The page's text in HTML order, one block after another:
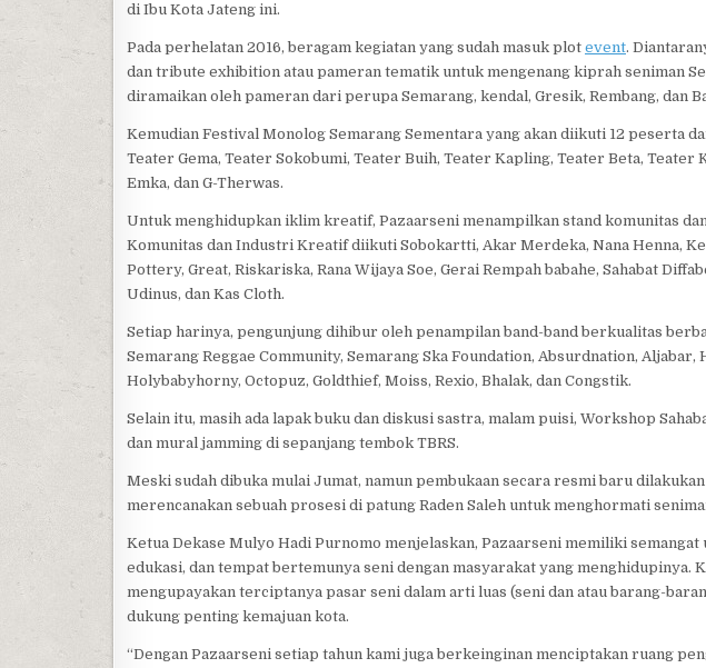
di Ibu Kota Jateng ini.
Pada perhelatan 2016, beragam kegiatan yang sudah masuk plot event.
dan tribute exhibition atau pameran tematik untuk mengenang kiprah seniman
diramaikan oleh pameran dari perupa Semarang, kendal, Gresik, Rembang, dan
Kemudian Festival Monolog Semarang Sementara yang akan diikuti 12 peserta
Teater Gema, Teater Sokobumi, Teater Buih, Teater Kapling, Teater Beta, Teater
Emka, dan G-Therwas.
Untuk menghidupkan iklim kreatif, Pazaarseni menampilkan stand komunitas
Komunitas dan Industri Kreatif diikuti Sobokartti, Akar Merdeka, Nana Henna,
Pottery, Great, Riskariska, Rana Wijaya Soe, Gerai Rempah babahe, Sahabat
Udinus, dan Kas Cloth.
Setiap harinya, pengunjung dihibur oleh penampilan band-band berkualitas
Semarang Reggae Community, Semarang Ska Foundation, Absurdnation, Aljabar,
Holybabyhorny, Octopuz, Goldthief, Moiss, Rexio, Bhalak, dan Congstik.
Selain itu, masih ada lapak buku dan diskusi sastra, malam puisi, Workshop
dan mural jamming di sepanjang tembok TBRS.
Meski sudah dibuka mulai Jumat, namun pembukaan secara resmi baru
merencanakan sebuah prosesi di patung Raden Saleh untuk menghormati
Ketua Dekase Mulyo Hadi Purnomo menjelaskan, Pazaarseni memiliki
edukasi, dan tempat bertemunya seni dengan masyarakat yang menghidupinya.
mengupayakan terciptanya pasar seni dalam arti luas (seni dan atau barang-
dukung penting kemajuan kota.
“Dengan Pazaarseni setiap tahun kami juga berkeinginan menciptakan ruang